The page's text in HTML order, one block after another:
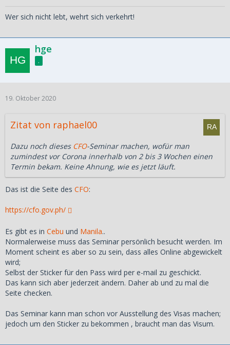
Wer sich nicht lebt, wehrt sich verkehrt!
hge
.
19. Oktober 2020
Zitat von raphael00
Dazu noch dieses CFO-Seminar machen, wofür man
zumindest vor Corona innerhalb von 2 bis 3 Wochen einen
Termin bekam. Keine Ahnung, wie es jetzt läuft.
Das ist die Seite des CFO:
https://cfo.gov.ph/
Es gibt es in Cebu und Manila..
Normalerweise muss das Seminar persönlich besucht werden. Im
Moment scheint es aber so zu sein, dass alles Online abgewickelt
wird;
Selbst der Sticker für den Pass wird per e-mail zu geschickt.
Das kann sich aber jederzeit ändern. Daher ab und zu mal die
Seite checken.
Das Seminar kann man schon vor Ausstellung des Visas machen;
jedoch um den Sticker zu bekommen , braucht man das Visum.